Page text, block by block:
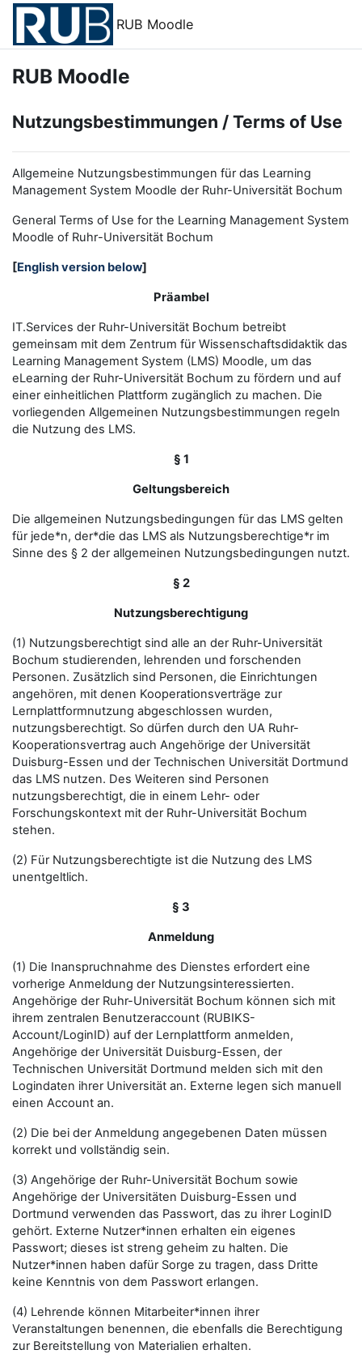
Zum Hauptinhalt
RUB Moodle
RUB Moodle
Nutzungsbestimmungen / Terms of Use
Allgemeine Nutzungsbestimmungen für das Learning
Management System Moodle der Ruhr-Universität Bochum
General Terms of Use for the Learning Management System
Moodle of Ruhr-Universität Bochum
[English version below]
Präambel
IT.Services der Ruhr-Universität Bochum betreibt
gemeinsam mit dem Zentrum für Wissenschaftsdidaktik das
Learning Management System (LMS) Moodle, um das
eLearning der Ruhr-Universität Bochum zu fördern und auf
einer einheitlichen Plattform zugänglich zu machen. Die
vorliegenden Allgemeinen Nutzungsbestimmungen regeln
die Nutzung des LMS.
§ 1
Geltungsbereich
Die allgemeinen Nutzungsbedingungen für das LMS gelten
für jede*n, der*die das LMS als Nutzungsberechtige*r im
Sinne des § 2 der allgemeinen Nutzungsbedingungen nutzt.
§ 2
Nutzungsberechtigung
(1) Nutzungsberechtigt sind alle an der Ruhr-Universität
Bochum studierenden, lehrenden und forschenden
Personen. Zusätzlich sind Personen, die Einrichtungen
angehören, mit denen Kooperationsverträge zur
Lernplattformnutzung abgeschlossen wurden,
nutzungsberechtigt. So dürfen durch den UA Ruhr-
Kooperationsvertrag auch Angehörige der Universität
Duisburg-Essen und der Technischen Universität Dortmund
das LMS nutzen. Des Weiteren sind Personen
nutzungsberechtigt, die in einem Lehr- oder
Forschungskontext mit der Ruhr-Universität Bochum
stehen.
(2) Für Nutzungsberechtigte ist die Nutzung des LMS
unentgeltlich.
§ 3
Anmeldung
(1) Die Inanspruchnahme des Dienstes erfordert eine
vorherige Anmeldung der Nutzungsinteressierten.
Angehörige der Ruhr-Universität Bochum können sich mit
ihrem zentralen Benutzeraccount (RUBIKS-
Account/LoginID) auf der Lernplattform anmelden,
Angehörige der Universität Duisburg-Essen, der
Technischen Universität Dortmund melden sich mit den
Logindaten ihrer Universität an. Externe legen sich manuell
einen Account an.
(2) Die bei der Anmeldung angegebenen Daten müssen
korrekt und vollständig sein.
(3) Angehörige der Ruhr-Universität Bochum sowie
Angehörige der Universitäten Duisburg-Essen und
Dortmund verwenden das Passwort, das zu ihrer LoginID
gehört. Externe Nutzer*innen erhalten ein eigenes
Passwort; dieses ist streng geheim zu halten. Die
Nutzer*innen haben dafür Sorge zu tragen, dass Dritte
keine Kenntnis von dem Passwort erlangen.
(4) Lehrende können Mitarbeiter*innen ihrer
Veranstaltungen benennen, die ebenfalls die Berechtigung
zur Bereitstellung von Materialien erhalten.